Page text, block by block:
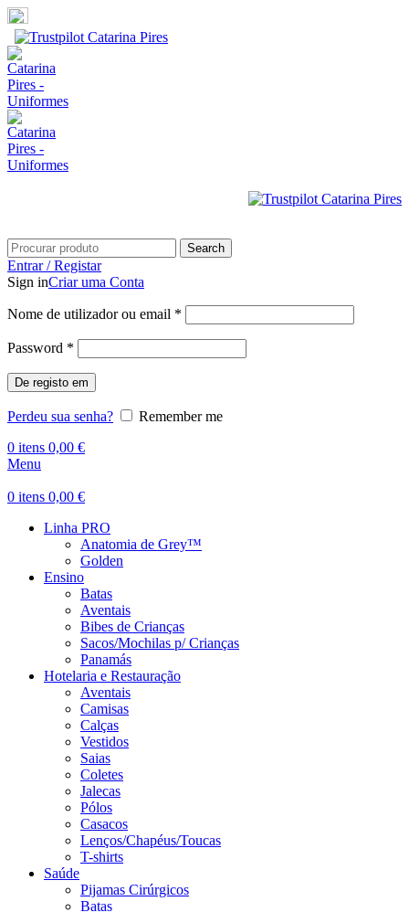
Search
Entrar / Registar
Sign inCriar uma Conta
Nome de utilizador ou email *
Password *
De registo em
Perdeu sua senha?
Remember me
0 itens 0,00 €
Menu
0 itens 0,00 €
Linha PRO
Anatomia de Grey™
Golden
Ensino
Batas
Aventais
Bibes de Crianças
Sacos/Mochilas p/ Crianças
Panamás
Hotelaria e Restauração
Aventais
Camisas
Calças
Vestidos
Saias
Coletes
Jalecas
Pólos
Casacos
Lenços/Chapéus/Toucas
T-shirts
Saúde
Pijamas Cirúrgicos
Batas